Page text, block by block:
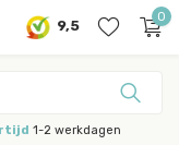
9,5
0
1-2 werkdagen